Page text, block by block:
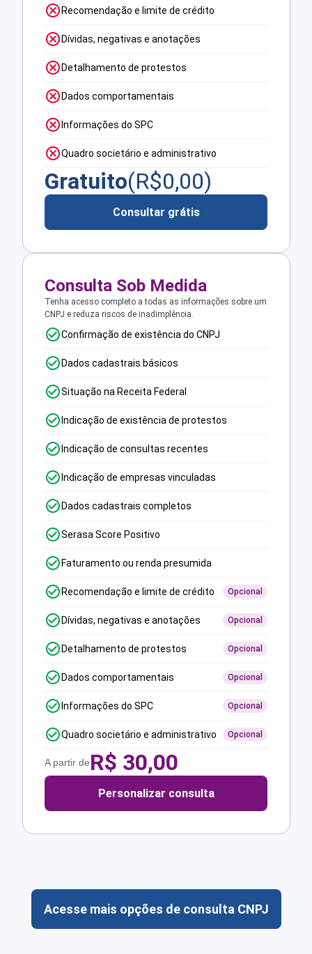
Recomendação e limite de crédito
Dívidas, negativas e anotações
Detalhamento de protestos
Dados comportamentais
Informações do SPC
Quadro societário e administrativo
Gratuito(R$0,00)
Consultar grátis
Consulta Sob Medida
Tenha acesso completo a todas as informações sobre um
CNPJ e reduza riscos de inadimplência.
Confirmação de existência do CNPJ
Dados cadastrais básicos
Situação na Receita Federal
Indicação de existência de protestos
Indicação de consultas recentes
Indicação de empresas vinculadas
Dados cadastrais completos
Serasa Score Positivo
Faturamento ou renda presumida
Recomendação e limite de crédito Opcional
Dívidas, negativas e anotações Opcional
Detalhamento de protestos Opcional
Dados comportamentais Opcional
Informações do SPC Opcional
Quadro societário e administrativo Opcional
A partir deR$ 30,00
Personalizar consulta
Acesse mais opções de consulta CNPJ